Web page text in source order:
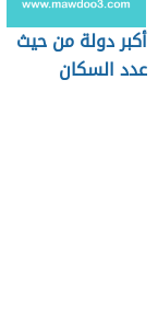
أكبر دولة من حيث
عدد السكان